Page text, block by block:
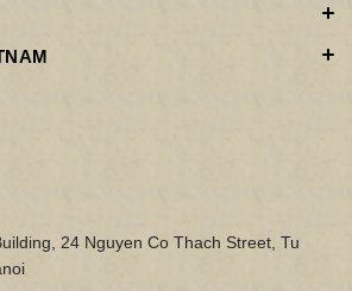
24 Nguyen Co Thach Street, Tu